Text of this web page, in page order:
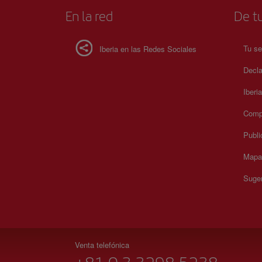
En la red
Iberia en las Redes Sociales
De
Tu
Venta telefónica